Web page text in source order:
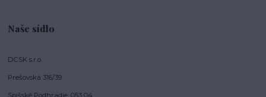
Naše sídlo
DCSK s.r.o.
Prešovská 316/39
Spišské Podhradie, 053 04